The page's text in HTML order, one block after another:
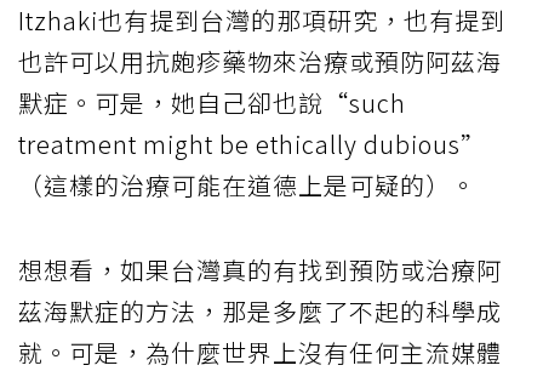
Itzhaki也有提到台灣的那項研究，也有提到
也許可以用抗皰疹藥物來治療或預防阿茲海
默症。可是，她自己卻也說“such
treatment might be ethically dubious”
（這樣的治療可能在道德上是可疑的）。
想想看，如果台灣真的有找到預防或治療阿
茲海默症的方法，那是多麼了不起的科學成
就。可是，為什麼世界上沒有任何主流媒體